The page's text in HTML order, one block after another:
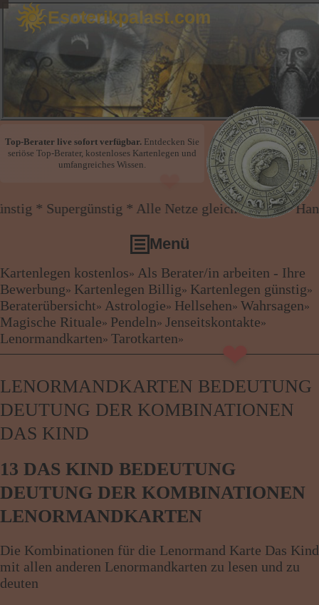
❤
Esoterikpalast.com
Top-Berater live sofort verfügbar.Entdecken Sie
seriöse Top-Berater, kostenloses Kartenlegen und
umfangreiches Wissen.
* Alle Netze gleicher Preis * Handy und
Menü
Kartenlegen kostenlos
Als Berater/in arbeiten - Ihre Bewerbung
Kartenlegen Billig
Kartenlegen günstig
Beraterübersicht
Hellsehen
Wahrsagen
Magische Rituale
Pendeln
Lenormandkarten
Tarotkarten
Kartenlegen kostenlos» Als Berater/in arbeiten - Ihre
Bewerbung» Kartenlegen Billig» Kartenlegen günstig»
Beraterübersicht» Astrologie» Hellsehen» Wahrsagen»
Magische Rituale» Pendeln» Jenseitskontakte»
Lenormandkarten» Tarotkarten»
LENORMANDKARTEN BEDEUTUNG
DEUTUNG DER KOMBINATIONEN
DAS KIND
13 DAS KIND BEDEUTUNG
DEUTUNG DER KOMBINATIONEN
LENORMANDKARTEN
Die Kombinationen für die Lenormand Karte Das Kind
mit allen anderen Lenormandkarten zu lesen und zu
deuten